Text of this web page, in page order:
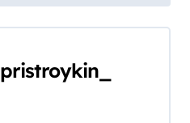
pristroykin_